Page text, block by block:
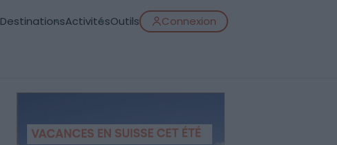
DestinationsActivitésOutils Connexion